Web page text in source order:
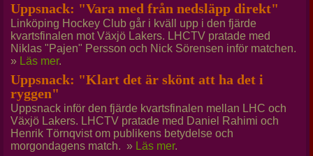
Uppsnack: "Vara med från nedsläpp direkt"
Linköping Hockey Club går i kväll upp i den fjärde
kvartsfinalen mot Växjö Lakers. LHCTV pratade med
Niklas "Pajen" Persson och Nick Sörensen inför matchen.
» Läs mer.
Uppsnack: "Klart det är skönt att ha det i
ryggen"
Uppsnack inför den fjärde kvartsfinalen mellan LHC och
Växjö Lakers. LHCTV pratade med Daniel Rahimi och
Henrik Törnqvist om publikens betydelse och
morgondagens match. » Läs mer.